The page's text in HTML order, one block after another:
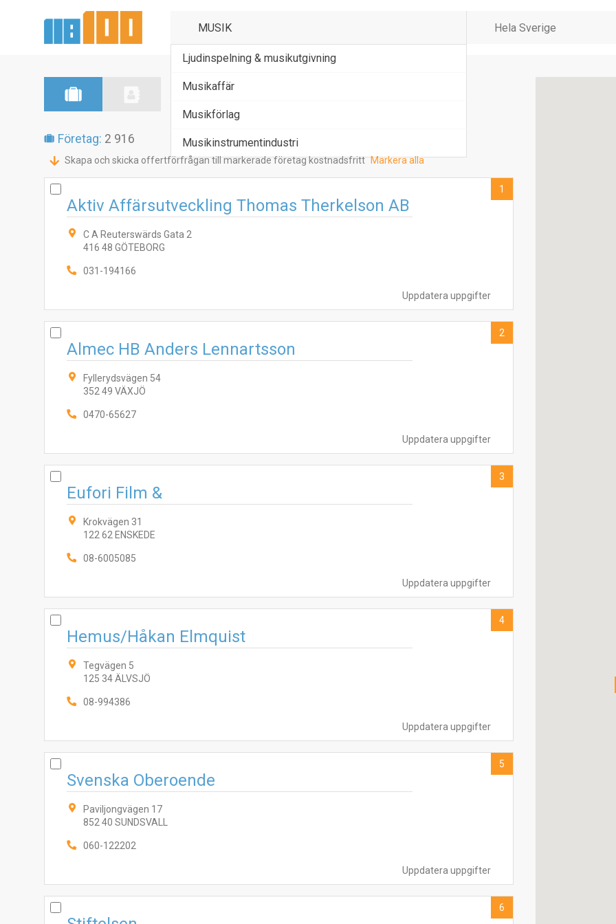
Ljudinspelning & musikutgivning
Musikaffär
Musikförlag
Musikinstrumentindustri
Företag: 2 916
Skapa och skicka offertförfrågan till markerade företag kostnadsfritt Markera alla
Uppdatera uppgifter
Aktiv Affärsutveckling Thomas Therkelson AB
C A Reuterswärds Gata 2
416 48 GÖTEBORG
031-194166
1
Uppdatera uppgifter
Almec HB Anders Lennartsson
Fyllerydsvägen 54
352 49 VÄXJÖ
0470-65627
2
Uppdatera uppgifter
Eufori Film &
Krokvägen 31
122 62 ENSKEDE
08-6005085
3
Uppdatera uppgifter
Hemus/Håkan Elmquist
Tegvägen 5
125 34 ÄLVSJÖ
08-994386
4
Uppdatera uppgifter
Svenska Oberoende
Paviljongvägen 17
852 40 SUNDSVALL
060-122202
5
6